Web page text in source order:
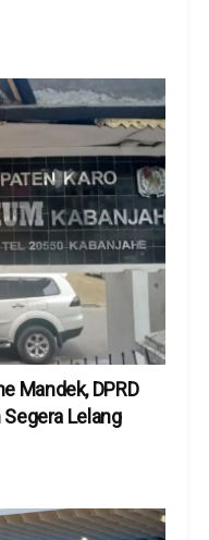
Mandek, DPRD
Lelang